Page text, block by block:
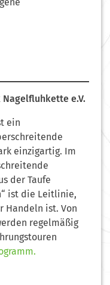
e.V.
ein
einzigartig. Im
der Taufe
ist die Leitlinie,
Handeln ist. Von
regelmäßig